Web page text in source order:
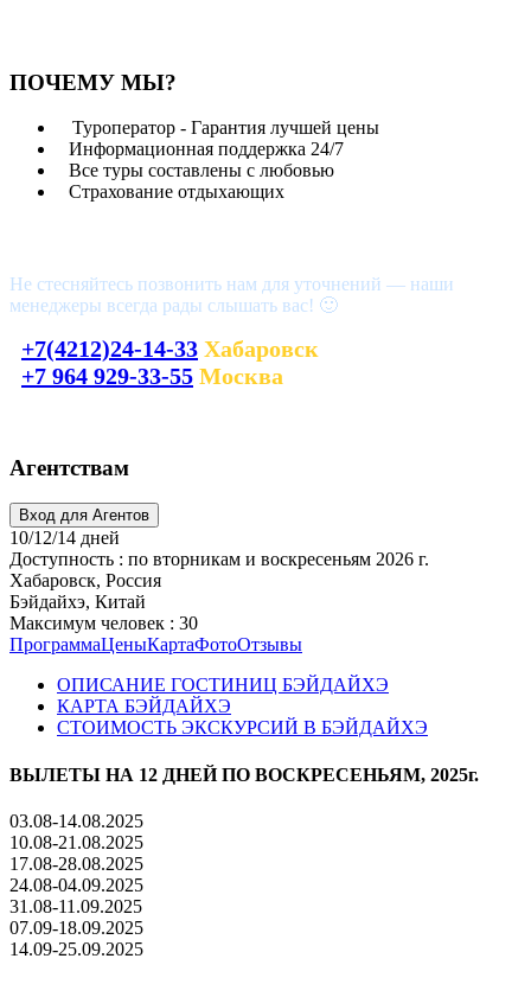
ПОЧЕМУ МЫ?
Туроператор - Гарантия лучшей цены
Информационная поддержка 24/7
Все туры составлены с любовью
Страхование отдыхающих
Не стесняйтесь позвонить нам для уточнений — наши
менеджеры всегда рады слышать вас! 🙂
+7(4212)24-14-33 Хабаровск
+7 964 929-33-55 Москва
Агентствам
10/12/14 дней
Доступность : по вторникам и воскресеньям 2026 г.
Хабаровск, Россия
Бэйдайхэ, Китай
Максимум человек : 30
ПрограммаЦеныКартаФотоОтзывы
ОПИСАНИЕ ГОСТИНИЦ БЭЙДАЙХЭ
КАРТА БЭЙДАЙХЭ
СТОИМОСТЬ ЭКСКУРСИЙ В БЭЙДАЙХЭ
ВЫЛЕТЫ НА 12 ДНЕЙ ПО ВОСКРЕСЕНЬЯМ, 2025г.
03.08-14.08.2025
10.08-21.08.2025
17.08-28.08.2025
24.08-04.09.2025
31.08-11.09.2025
07.09-18.09.2025
14.09-25.09.2025